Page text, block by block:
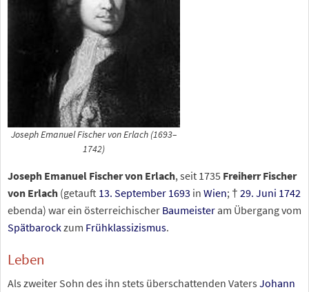
Joseph Emanuel Fischer von Erlach (1693–
1742)
Joseph Emanuel Fischer von Erlach, seit 1735 Freiherr Fischer
von Erlach (getauft 13. September 1693 in Wien; † 29. Juni 1742
ebenda) war ein österreichischer Baumeister am Übergang vom
Spätbarockzum Frühklassizismus.
Leben
Als zweiter Sohn des ihn stets überschattenden Vaters Johann